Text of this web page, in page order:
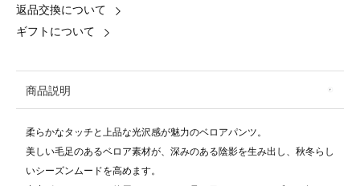
返品交換について
ギフトについて
商品説明
柔らかなタッチと上品な光沢感が魅力のベロアパンツ。
美しい毛足のあるベロア素材が、深みのある陰影を生み出し、秋冬らし
いシーズンムードを高めます。